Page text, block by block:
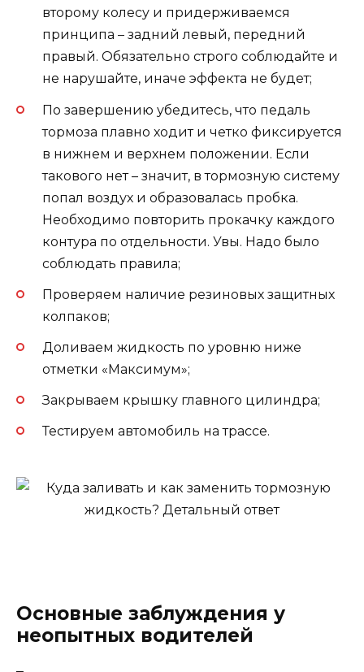
второму колесу и придерживаемся
принципа – задний левый, передний
правый. Обязательно строго соблюдайте и
не нарушайте, иначе эффекта не будет;
По завершению убедитесь, что педаль
тормоза плавно ходит и четко фиксируется
в нижнем и верхнем положении. Если
такового нет – значит, в тормозную систему
попал воздух и образовалась пробка.
Необходимо повторить прокачку каждого
контура по отдельности. Увы. Надо было
соблюдать правила;
Проверяем наличие резиновых защитных
колпаков;
Доливаем жидкость по уровню ниже
отметки «Максимум»;
Закрываем крышку главного цилиндра;
Тестируем автомобиль на трассе.
Основные заблуждения у
неопытных водителей